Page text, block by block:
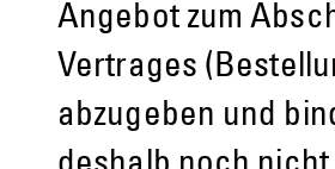
Angebot zum
Vertrages
abzugeben und